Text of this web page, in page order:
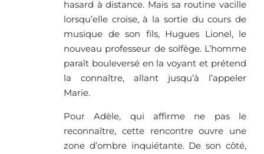
hasard à distance. Mais sa routine vacille
lorsqu’elle croise, à la sortie du cours de
musique de son fils, Hugues Lionel, le
nouveau professeur de solfège. L’homme
paraît bouleversé en la voyant et prétend
la connaître, allant jusqu’à l’appeler
Marie.
Pour Adèle, qui affirme ne pas le
reconnaître, cette rencontre ouvre une
zone d’ombre inquiétante. De son côté,